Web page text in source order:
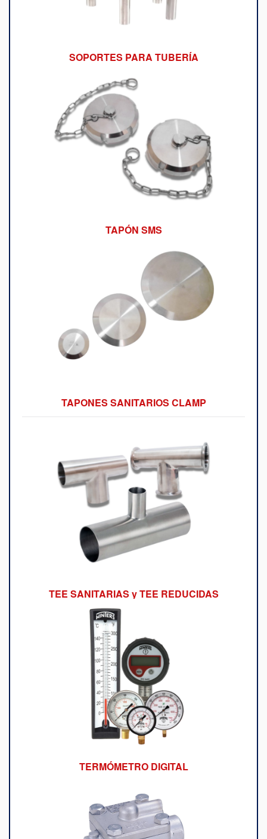
SOPORTES PARA TUBERÍA
TAPÓN SMS
TAPONES SANITARIOS CLAMP
TEE SANITARIAS y TEE REDUCIDAS
TERMÓMETRO DIGITAL